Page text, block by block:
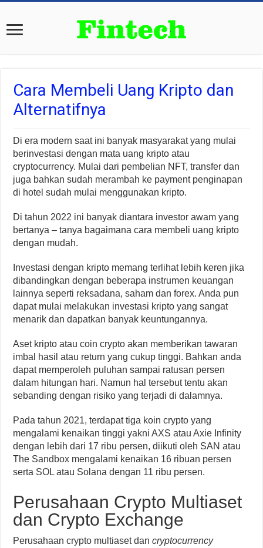
Cara Membeli Uang Kripto dan
Alternatifnya
Di era modern saat ini banyak masyarakat yang mulai
berinvestasi dengan mata uang kripto atau
cryptocurrency. Mulai dari pembelian NFT, transfer dan
juga bahkan sudah merambah ke payment penginapan
di hotel sudah mulai menggunakan kripto.
Di tahun 2022 ini banyak diantara investor awam yang
bertanya – tanya bagaimana cara membeli uang kripto
dengan mudah.
Investasi dengan kripto memang terlihat lebih keren jika
dibandingkan dengan beberapa instrumen keuangan
lainnya seperti reksadana, saham dan forex. Anda pun
dapat mulai melakukan investasi kripto yang sangat
menarik dan dapatkan banyak keuntungannya.
Aset kripto atau coin crypto akan memberikan tawaran
imbal hasil atau return yang cukup tinggi. Bahkan anda
dapat memperoleh puluhan sampai ratusan persen
dalam hitungan hari. Namun hal tersebut tentu akan
sebanding dengan risiko yang terjadi di dalamnya.
Pada tahun 2021, terdapat tiga koin crypto yang
mengalami kenaikan tinggi yakni AXS atau Axie Infinity
dengan lebih dari 17 ribu persen, diikuti oleh SAN atau
The Sandbox mengalami kenaikan 16 ribuan persen
serta SOL atau Solana dengan 11 ribu persen.
Perusahaan Crypto Multiaset
dan Crypto Exchange
Perusahaan crypto multiaset dancryptocurrency